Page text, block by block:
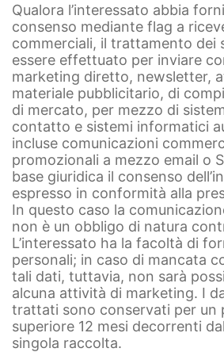
Qualora l’interessato abbia
consenso mediante flag a
commerciali, il trattamento dei
essere effettuato per inviare
marketing diretto, newsletter,
materiale pubblicitario, di
di mercato, per mezzo di
contatto e sistemi informatici
incluse comunicazioni
promozionali a mezzo email o
base giuridica il consenso
espresso in conformità alla
In questo caso la
non è un obbligo di natura
L’interessato ha la facoltà di
personali; in caso di mancata
tali dati, tuttavia, non sarà
alcuna attività di marketing. I
trattati sono conservati per un
superiore 12 mesi decorrenti
singola raccolta.